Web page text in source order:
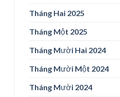
Tháng Hai 2025
Tháng Một 2025
Tháng Mười Hai 2024
Tháng Mười Một 2024
Tháng Mười 2024